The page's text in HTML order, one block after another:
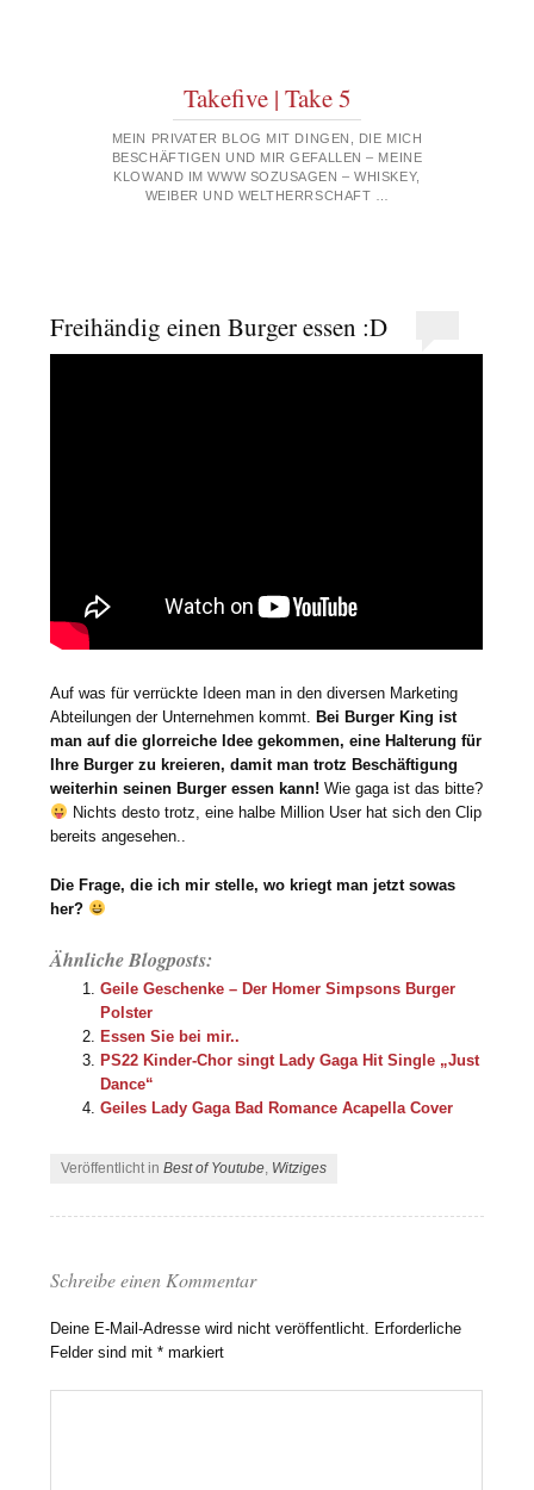
Takefive | Take 5
MEIN PRIVATER BLOG MIT DINGEN, DIE MICH
BESCHÄFTIGEN UND MIR GEFALLEN – MEINE
KLOWAND IM WWW SOZUSAGEN – WHISKEY,
WEIBER UND WELTHERRSCHAFT …
Freihändig einen Burger essen :D
Auf was für verrückte Ideen man in den diversen Marketing
Abteilungen der Unternehmen kommt.Bei Burger King ist
man auf die glorreiche Idee gekommen, eine Halterung für
Ihre Burger zu kreieren, damit man trotz Beschäftigung
weiterhin seinen Burger essen kann! Wie gaga ist das bitte?
Nichts desto trotz, eine halbe Million User hat sich den Clip
bereits angesehen..
Die Frage, die ich mir stelle, wo kriegt man jetzt sowas
her?
Ähnliche Blogposts:
Geile Geschenke – Der Homer Simpsons Burger
Polster
Essen Sie bei mir..
PS22 Kinder-Chor singt Lady Gaga Hit Single „Just
Dance“
Geiles Lady Gaga Bad Romance Acapella Cover
Veröffentlicht inBest of Youtube, Witziges
Schreibe einen Kommentar
Deine E-Mail-Adresse wird nicht veröffentlicht. Erforderliche
Felder sind mit* markiert